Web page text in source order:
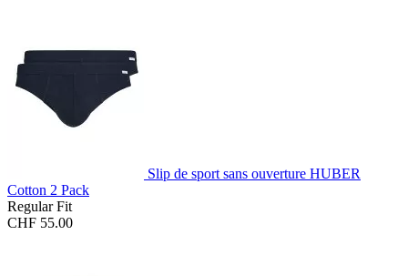
Slip de sport sans ouverture HUBER
Cotton 2 Pack
Regular Fit
CHF 55.00